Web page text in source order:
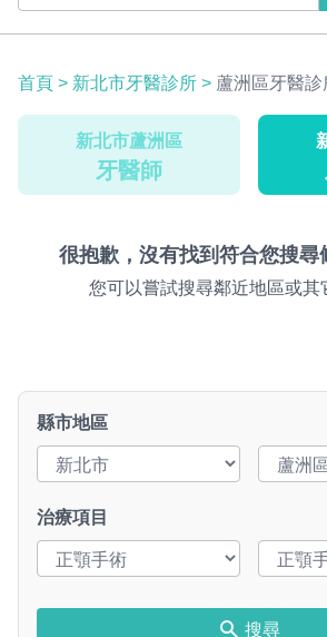
首頁 > 新北市牙醫診所 > 蘆洲區牙醫診
新北市蘆洲區
牙醫師
很抱歉，沒有找到符合您搜尋
您可以嘗試搜尋鄰近地區或其
縣市地區
治療項目
搜尋